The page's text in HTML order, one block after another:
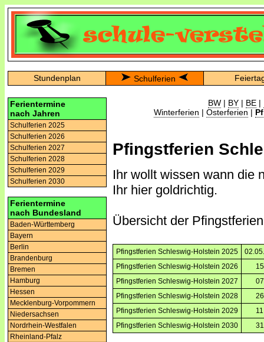
Stundenplan Schulferien
Ferientermine
nach Jahren
Schulferien 2025
Schulferien 2026
Schulferien 2027
Schulferien 2028
Schulferien 2029
Schulferien 2030
Ferientermine
nach Bundesland
Baden-Württemberg
Bayern
Berlin
Brandenburg
Bremen
Hamburg
Hessen
Mecklenburg-Vorpommern
Niedersachsen
Nordrhein-Westfalen
Rheinland-Pfalz
BW | BY | BE |
Winterferien | Osterferien |
Pfingstferien
Ihr wollt wissen wann die
Ihr hier goldrichtig.
Übersicht der
Pfingstferien Schleswig-Holstein 2025
Pfingstferien Schleswig-Holstein 2026
Pfingstferien Schleswig-Holstein 2027
Pfingstferien Schleswig-Holstein 2028
Pfingstferien Schleswig-Holstein 2029
Pfingstferien Schleswig-Holstein 2030